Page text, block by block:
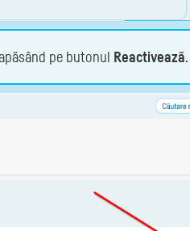
pe butonul Reactivează.